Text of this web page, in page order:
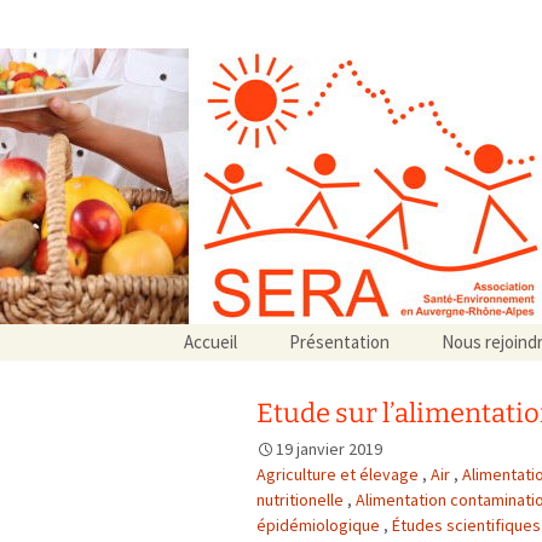
Aller
au
Accueil Présentation
Associations partenaires
Associations adhérentes
Nous
Etude sur
19 janvier 2019
Agriculture et élevage , Air ,
nutritionelle , Alimentation
épidémiologique , Études scientifiques